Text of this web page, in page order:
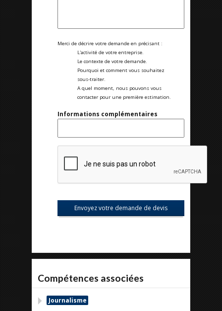
Merci de décrire votre demande en précisant :
L'activité de votre entreprise.
Le contexte de votre demande.
Pourquoi et comment vous souhaitez
sous-traiter.
A quel moment, nous pouvons vous
contacter pour une première estimation.
Informations complémentaires
Compétences associées
Journalisme